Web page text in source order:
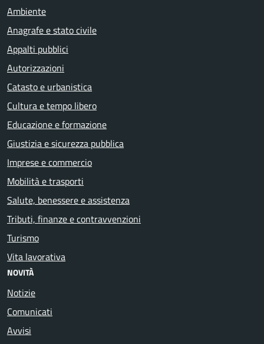
Ambiente
Anagrafe e stato civile
Appalti pubblici
Autorizzazioni
Catasto e urbanistica
Cultura e tempo libero
Educazione e formazione
Giustizia e sicurezza pubblica
Imprese e commercio
Mobilità e trasporti
Salute, benessere e assistenza
Tributi, finanze e contravvenzioni
Turismo
Vita lavorativa
NOVITÀ
Notizie
Comunicati
Avvisi